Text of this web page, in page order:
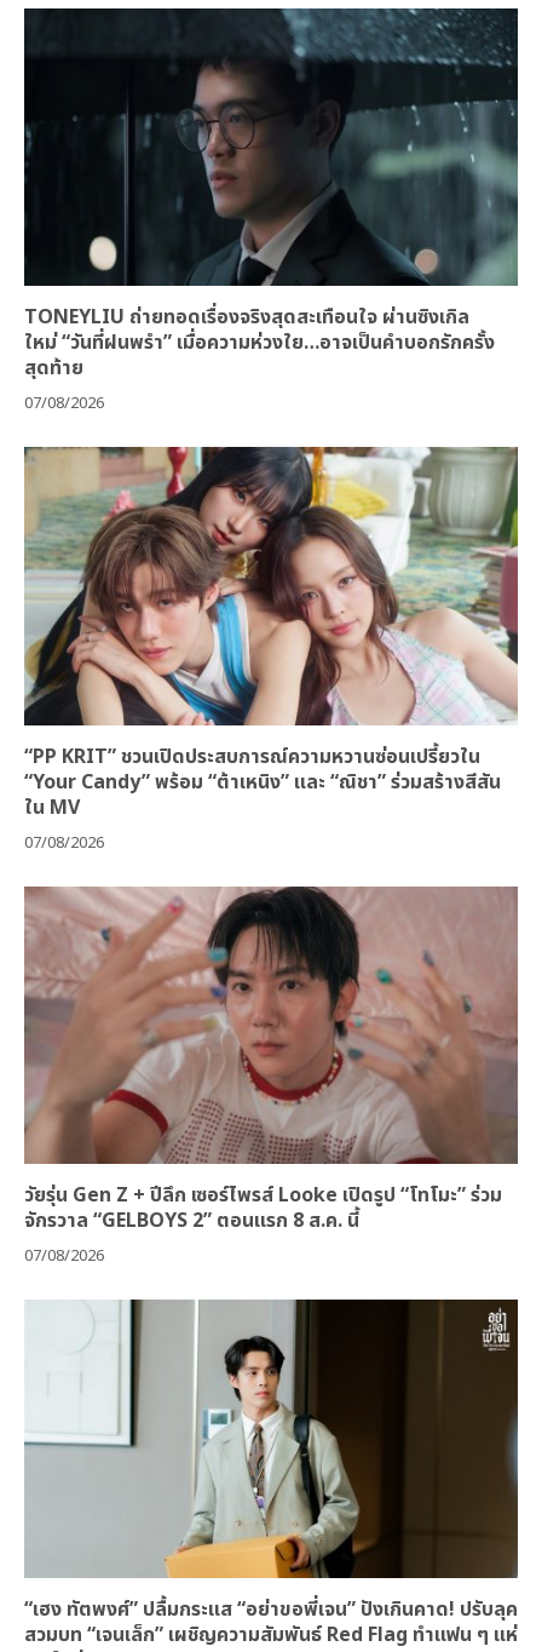
TONEYLIU ถ่ายทอดเรื่องจริงสุดสะเทือนใจ ผ่านซิงเกิล
ใหม่ “วันที่ฝนพรำ” เมื่อความห่วงใย…อาจเป็นคำบอกรักครั้ง
สุดท้าย
07/08/2026
“PP KRIT” ชวนเปิดประสบการณ์ความหวานซ่อนเปรี้ยวใน
“Your Candy” พร้อม “ต้าเหนิง” และ “ณิชา” ร่วมสร้างสีสัน
ใน MV
07/08/2026
วัยรุ่น Gen Z + ปีลึก เซอร์ไพรส์ Looke เปิดรูป “โทโมะ” ร่วม
จักรวาล “GELBOYS 2” ตอนแรก 8 ส.ค. นี้
07/08/2026
“เฮง ทัตพงศ์” ปลื้มกระแส “อย่าขอพี่เจน” ปังเกินคาด! ปรับลุค
สวมบท “เจนเล็ก” เผชิญความสัมพันธ์ Red Flag ทำแฟน ๆ แห่